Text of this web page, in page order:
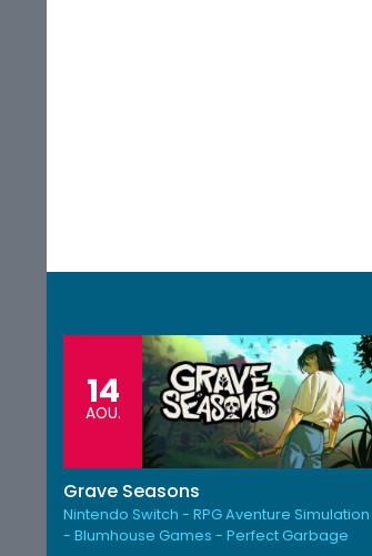
14
AOU.
Grave Seasons
Nintendo Switch - RPG Aventure Simulation
- Blumhouse Games - Perfect Garbage